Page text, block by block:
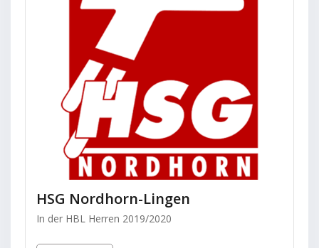
HSG Nordhorn-Lingen
In der HBL Herren 2019/2020